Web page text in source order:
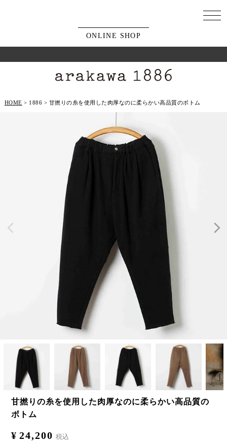
ONLINE SHOP
HOME 1886 甘撚りの糸を使用した肉厚なのに柔らかい高品質のボトム
甘撚りの糸を使用した肉厚なのに柔らかい高品質の
ボトム
¥ 24,200 税込